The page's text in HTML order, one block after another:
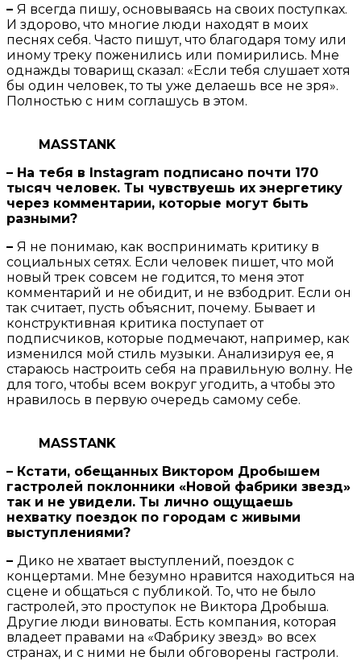
– Я всегда пишу, основываясь на своих поступках.
И здорово, что многие люди находят в моих
песнях себя. Часто пишут, что благодаря тому или
иному треку поженились или помирились. Мне
однажды товарищ сказал: «Если тебя слушает хотя
бы один человек, то ты уже делаешь все не зря».
Полностью с ним соглашусь в этом.
MASSTANK
– На тебя в Instagram подписано почти 170
тысяч человек. Ты чувствуешь их энергетику
через комментарии, которые могут быть
разными?
– Я не понимаю, как воспринимать критику в
социальных сетях. Если человек пишет, что мой
новый трек совсем не годится, то меня этот
комментарий и не обидит, и не взбодрит. Если он
так считает, пусть объяснит, почему. Бывает и
конструктивная критика поступает от
подписчиков, которые подмечают, например, как
изменился мой стиль музыки. Анализируя ее, я
стараюсь настроить себя на правильную волну. Не
для того, чтобы всем вокруг угодить, а чтобы это
нравилось в первую очередь самому себе.
MASSTANK
– Кстати, обещанных Виктором Дробышем
гастролей поклонники «Новой фабрики звезд»
так и не увидели. Ты лично ощущаешь
нехватку поездок по городам с живыми
выступлениями?
– Дико не хватает выступлений, поездок с
концертами. Мне безумно нравится находиться на
сцене и общаться с публикой. То, что не было
гастролей, это проступок не Виктора Дробыша.
Другие люди виноваты. Есть компания, которая
владеет правами на «Фабрику звезд» во всех
странах, и с ними не были обговорены гастроли.